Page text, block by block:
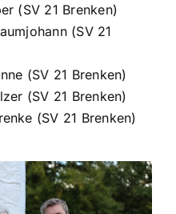
(SV 21 Brenken)
(SV 21
(SV 21 Brenken)
(SV 21 Brenken)
(SV 21 Brenken)